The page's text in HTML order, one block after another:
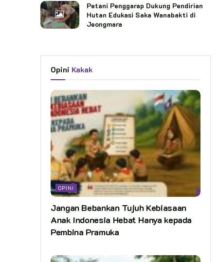
Petani Penggarap Dukung Pendirian
Hutan Edukasi Saka Wanabakti di
Jeongmara
Opini Kakak
OPINI
Jangan Bebankan Tujuh Kebiasaan
Anak Indonesia Hebat Hanya kepada
Pembina Pramuka